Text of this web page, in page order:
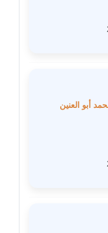
أبو العنين